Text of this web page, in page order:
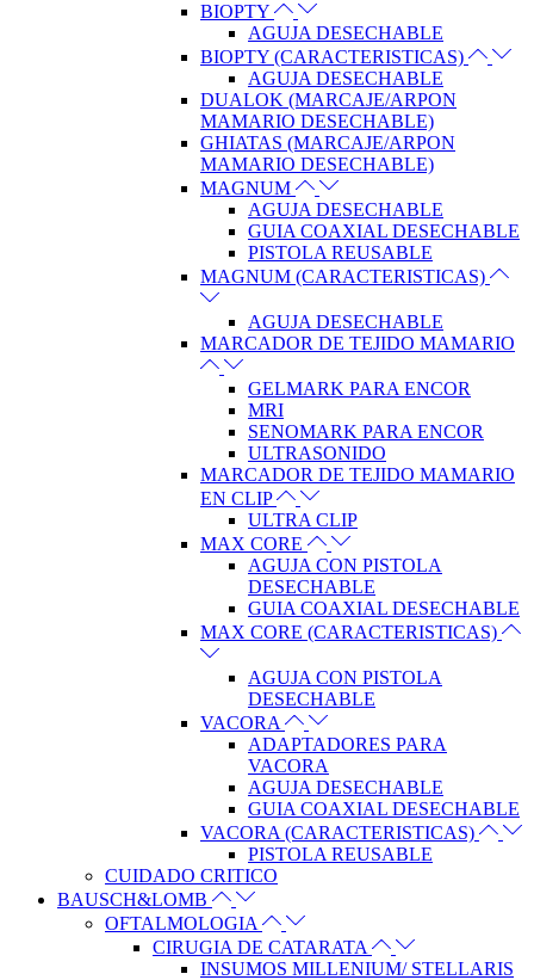
BIOPTY
AGUJA DESECHABLE
BIOPTY (CARACTERISTICAS)
AGUJA DESECHABLE
DUALOK (MARCAJE/ARPON
MAMARIO DESECHABLE)
GHIATAS (MARCAJE/ARPON
MAMARIO DESECHABLE)
MAGNUM
AGUJA DESECHABLE
GUIA COAXIAL DESECHABLE
PISTOLA REUSABLE
MAGNUM (CARACTERISTICAS)
AGUJA DESECHABLE
MARCADOR DE TEJIDO MAMARIO
GELMARK PARA ENCOR
MRI
SENOMARK PARA ENCOR
ULTRASONIDO
MARCADOR DE TEJIDO MAMARIO
EN CLIP
ULTRA CLIP
MAX CORE
AGUJA CON PISTOLA
DESECHABLE
GUIA COAXIAL DESECHABLE
MAX CORE (CARACTERISTICAS)
AGUJA CON PISTOLA
DESECHABLE
VACORA
ADAPTADORES PARA
VACORA
AGUJA DESECHABLE
GUIA COAXIAL DESECHABLE
VACORA (CARACTERISTICAS)
PISTOLA REUSABLE
CUIDADO CRITICO
BAUSCH&LOMB
OFTALMOLOGIA
CIRUGIA DE CATARATA
INSUMOS MILLENIUM/ STELLARIS